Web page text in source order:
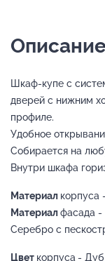
Шкаф-купе с
дверей с нижним
профиле.
Удобное
Собирается на
Внутри шкафа
Материал
Материалфасада -
Серебро с
Цвет корпуса - Дуб